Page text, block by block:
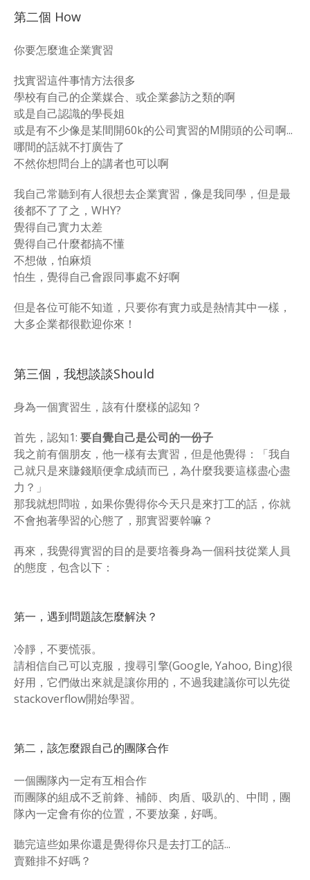
第二個 How
你要怎麼進企業實習
找實習這件事情方法很多
學校有自己的企業媒合、或企業參訪之類的啊
或是自己認識的學長姐
或是有不少像是某間開60k的公司實習的M開頭的公司啊...
哪間的話就不打廣告了
不然你想問台上的講者也可以啊
我自己常聽到有人很想去企業實習，像是我同學，但是最
後都不了了之，WHY?
覺得自己實力太差
覺得自己什麼都搞不懂
不想做，怕麻煩
怕生，覺得自己會跟同事處不好啊
但是各位可能不知道，只要你有實力或是熱情其中一樣，
大多企業都很歡迎你來！
第三個，我想談談Should
身為一個實習生，該有什麼樣的認知？
首先，認知1: 要自覺自己是公司的一份子
我之前有個朋友，他一樣有去實習，但是他覺得：「我自
己就只是來賺錢順便拿成績而已，為什麼我要這樣盡心盡
力？」
那我就想問啦，如果你覺得你今天只是來打工的話，你就
不會抱著學習的心態了，那實習要幹嘛？
再來，我覺得實習的目的是要培養身為一個科技從業人員
的態度，包含以下：
第一，遇到問題該怎麼解決？
冷靜，不要慌張。
請相信自己可以克服，搜尋引擎(Google, Yahoo, Bing)很
好用，它們做出來就是讓你用的，不過我建議你可以先從
stackoverflow開始學習。
第二，該怎麼跟自己的團隊合作
一個團隊內一定有互相合作
而團隊的組成不乏前鋒、補師、肉盾、吸趴的、中間，團
隊內一定會有你的位置，不要放棄，好嗎。
聽完這些如果你還是覺得你只是去打工的話...
賣雞排不好嗎？